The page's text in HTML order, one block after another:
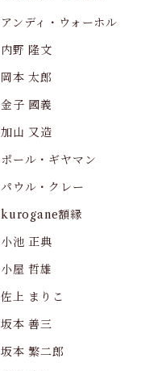
アンディ・ウォーホル
内野 隆文
岡本 太郎
金子 國義
加山 又造
ポール・ギヤマン
パウル・クレー
kurogane額縁
小池 正典
小屋 哲雄
佐上 まりこ
坂本 善三
坂本 繁二郎